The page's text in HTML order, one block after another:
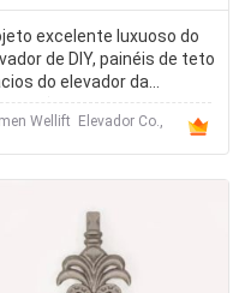
excelente luxuoso do
de DIY, painéis de teto
do elevador da
Wellift Elevador Co.,